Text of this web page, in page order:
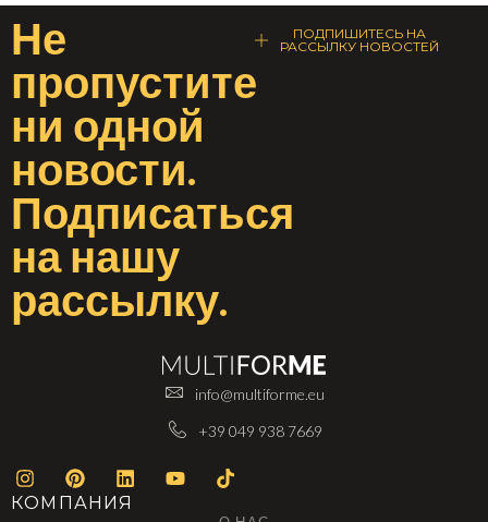
Не
пропустите
ни одной
новости.
Подписаться
нанашу
рассылку.
ПОДПИШИТЕСЬ НА
РАССЫЛКУ НОВОСТЕЙ
info@multiforme.eu
+39 049 938 7669
КОМПАНИЯ